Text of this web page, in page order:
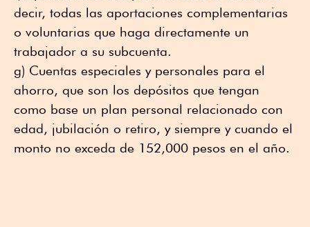
decir, todas las aportaciones complementarias
o voluntarias que haga directamente un
trabajador a su subcuenta.
g) Cuentas especiales y personales para el
ahorro, que son los depósitos que tengan
como base un plan personal relacionado con
edad, jubilación o retiro, y siempre y cuando el
monto no exceda de 152,000 pesos en el año.